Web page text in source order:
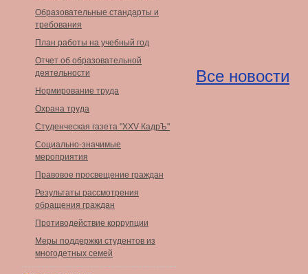
Образовательные стандарты и
требования
План работы на учебный год
Отчет об образовательной
деятельности
Нормирование труда
Охрана труда
Студенческая газета "XXV КадрЪ"
Социально-значимые
мероприятия
Правовое просвещение граждан
Результаты рассмотрения
обращения граждан
Противодействие коррупции
Меры поддержки студентов из
многодетных семей
Все новости